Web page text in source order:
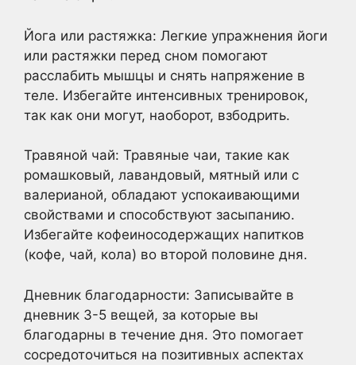
Йога или растяжка: Легкие упражнения йоги
или растяжки перед сном помогают
расслабить мышцы и снять напряжение в
теле. Избегайте интенсивных тренировок,
так как они могут, наоборот, взбодрить.
Травяной чай: Травяные чаи, такие как
ромашковый, лавандовый, мятный или с
валерианой, обладают успокаивающими
свойствами и способствуют засыпанию.
Избегайте кофеиносодержащих напитков
(кофе, чай, кола) во второй половине дня.
Дневник благодарности: Записывайте в
дневник 3-5 вещей, за которые вы
благодарны в течение дня. Это помогает
сосредоточиться на позитивных аспектах